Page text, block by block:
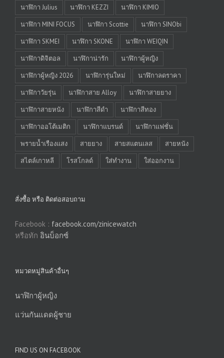
นาฬิกา Julius
นาฬิกา KEZZI
นาฬิกา KIMIO
นาฬิกา MINI FOCUS
นาฬิกา Scottie
นาฬิกา SINObi
นาฬิกา SKMEI
นาฬิกา SKONE
นาฬิกา WEIQIN
นาฬิกาดิจิตอล
นาฬิกาน่ารัก
นาฬิกาผู้หญิง
นาฬิกาผู้หญิง 2026
นาฬิการุ่นใหม่
นาฬิกาลดราคา
นาฬิกาวัยรุ่น
นาฬิกาสาย Alloy
นาฬิกาสายยาง
นาฬิกาสายหนัง
นาฬิกาสีดำ
นาฬิกาสีทอง
นาฬิกาออโต้เมติก
นาฬิกาแบรนด์
นาฬิกาแฟชั่น
พรายน้ำเรืองแสง
สายยาง สายสแตนเลส
สายหนัง
สไตล์เกาหลี
โรสโกลด์ ใส่ทำงาน ใส่ออกงาน
สั่งซื้อ หรือ ติดต่อสอบถาม
Facebook : facebook.com/zinicewatch
หรือทัก อินบ็อกซ์
หมวดหมู่สินค้าอื่นๆ
นาฬิกาผู้หญิง
แว่นกันแดดผู้ชาย
FIND US ON FACEBOOK